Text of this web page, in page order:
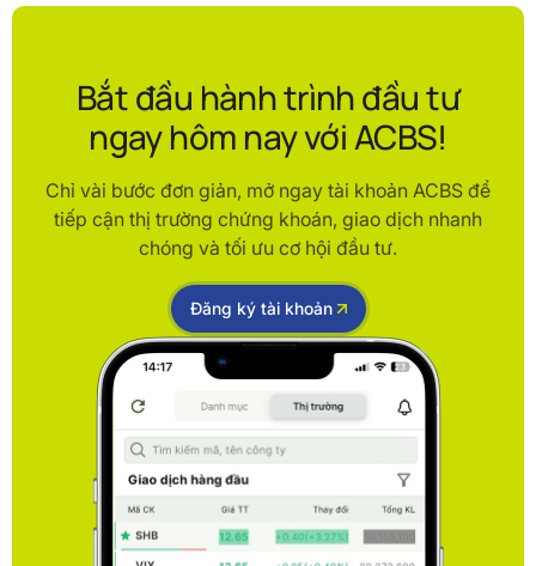
Bắt đầu hành trình đầu tư
ngay hôm nay với ACBS!
Chỉ vài bước đơn giản, mở ngay tài khoản ACBS để
tiếp cận thị trường chứng khoán, giao dịch nhanh
chóng và tối ưu cơ hội đầu tư.
Đăng ký tài khoản